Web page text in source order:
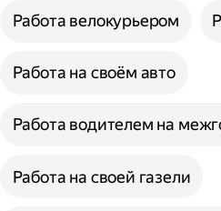
Работа велокурьером
Работа на своём авто
Работа водителем на
Работа на своей газели